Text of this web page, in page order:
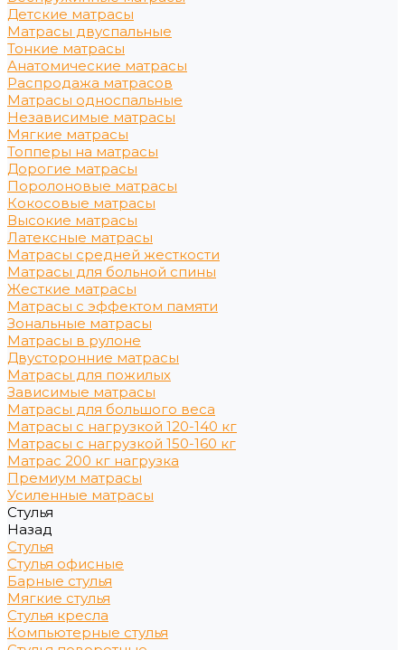
Детские матрасы
Матрасы двуспальные
Тонкие матрасы
Анатомические матрасы
Распродажа матрасов
Матрасы односпальные
Независимые матрасы
Мягкие матрасы
Топперы на матрасы
Дорогие матрасы
Поролоновые матрасы
Кокосовые матрасы
Высокие матрасы
Латексные матрасы
Матрасы средней жесткости
Матрасы для больной спины
Жесткие матрасы
Матрасы с эффектом памяти
Зональные матрасы
Матрасы в рулоне
Двусторонние матрасы
Матрасы для пожилых
Зависимые матрасы
Матрасы для большого веса
Матрасы с нагрузкой 120-140 кг
Матрасы с нагрузкой 150-160 кг
Матрас 200 кг нагрузка
Премиум матрасы
Усиленные матрасы
Стулья
Назад
Стулья
Стулья офисные
Барные стулья
Мягкие стулья
Стулья кресла
Компьютерные стулья